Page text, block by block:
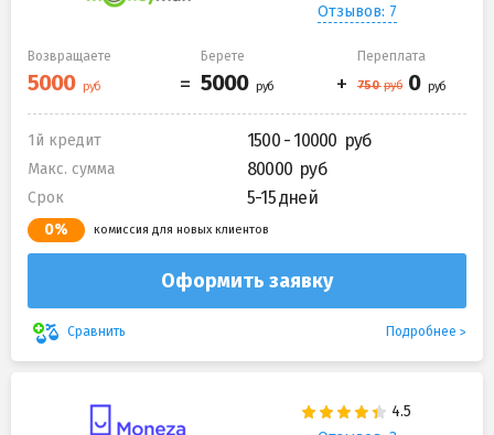
Отзывов: 7
Возвращаете Берете Переплата
1й кредит 1500 - 10000
Макс. сумма 80000
Срок 5-15 дней
0% комиссия для новых клиентов
Оформить заявку
Сравнить Подробнее